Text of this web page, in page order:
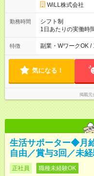
です。WiLL株式会社
勤務時間
シフト制
1日あたりの実働時
8時間） 【アルバイト】週1日から勤務可能 ◎勤務例 日勤／9時
～18時（休憩60分）
ど、ご希望の働き
特徴 副業・WワークOK
気になる！
掲載元
生活サポーター◆月
自由／賞与3回／未
正社員 職種未経験OK